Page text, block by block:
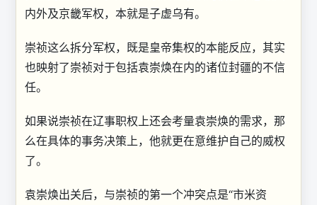
内外及京畿军权，本就是子虚乌有。
崇祯这么拆分军权，既是皇帝集权的本能反应，其实
也映射了崇祯对于包括袁崇焕在内的诸位封疆的不信
任。
如果说崇祯在辽事职权上还会考量袁崇焕的需求，那
么在具体的事务决策上，他就更在意维护自己的威权
了。
袁崇焕出关后，与崇祯的第一个冲突点是“市米资